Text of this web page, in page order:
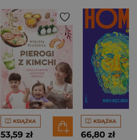
KSIĄŻKA
53,59 zł
KSIĄŻKA
66,80 zł